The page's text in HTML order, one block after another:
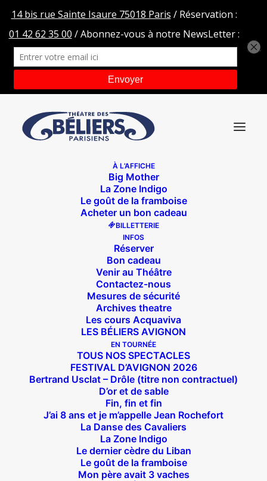
À L’AFFICHE
Big Mother
La Zone Indigo
Le goût de la framboise
Acheter un bon cadeau
BILLETTERIE
INFOS
Réserver
Bon cadeau
Venir au Théâtre
Contactez-nous
Mesures de sécurité
Archives theatre
Les cours Acquaviva
LES BÉLIERS AVIGNON
EN TOURNÉE
TOUS NOS SPECTACLES
FESTIVAL D’AVIGNON 2026
Bertrand Usclat – Drôle (titre non contractuel)
D’or et de sable
Fin, fin et fin
J’ai 8 ans et je m’appelle Jean Rochefort
La Danse des Cavaliers
La Zone Indigo
Le dernier cèdre du Liban
Le goût de la framboise
Mon père avait 3 vaches
Mulan-219-bd
Mulan, un conte moderne et musical
Mulan-219-bd